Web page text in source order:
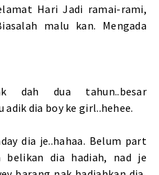
Hari Jadi ramai-rami,
malu kan. Mengada
dah dua tahun..besar
adik dia boy ke girl..hehee.
dia je..hahaa. Belum part
belikan dia hadiah, nad je